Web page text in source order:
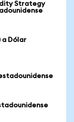
Strategy
a Dólar